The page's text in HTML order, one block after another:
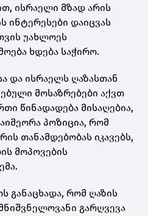
ისრაელი მზად არის
ინტერესები დაიცვას
უახლოეს
ხდება საჭირო.
და ისრაელს ღაზასთან
მოსაზრებები აქვთ
წინადადება მისაღებია,
პოზიცია, რომ
თანამდებობას იკავებს,
მოპოვების
განაცხადა, რომ ღაზის
გარღვევა